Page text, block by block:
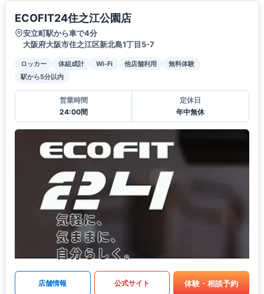
ECOFIT24住之江公園店
安立町駅から車で4分
大阪府大阪市住之江区新北島1丁目5-7
ロッカー 体組成計 Wi-Fi 他店舗利用
無料体験
駅から5分以内
営業時間
24:00間
定休日
年中無休
店舗情報 公式サイト 体験・相談予約